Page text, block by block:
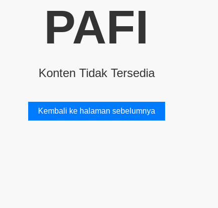
PAFI
Konten Tidak Tersedia
Kembali ke halaman sebelumnya